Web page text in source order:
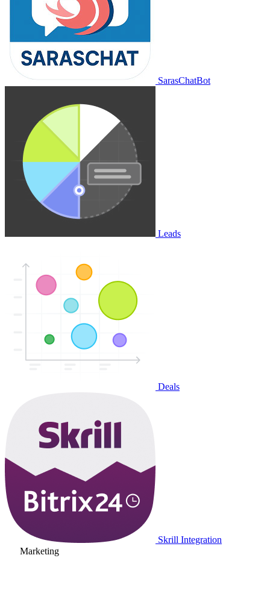
SarasChatBot
Leads
Deals
Skrill Integration
Marketing